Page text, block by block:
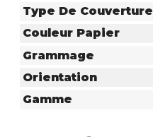
Type De Couverture
Couleur Papier
Grammage
Orientation
Gamme